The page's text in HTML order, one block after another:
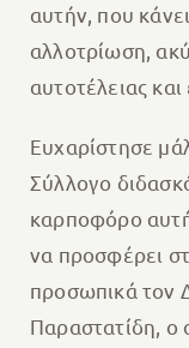
αυτήν, που
αλλοτρίωση,
αυτοτέλειας
Ευχαρίστησε
Σύλλογο
καρποφόρο
να προσφέρει
προσωπικά τον
Παραστατίδη, ο